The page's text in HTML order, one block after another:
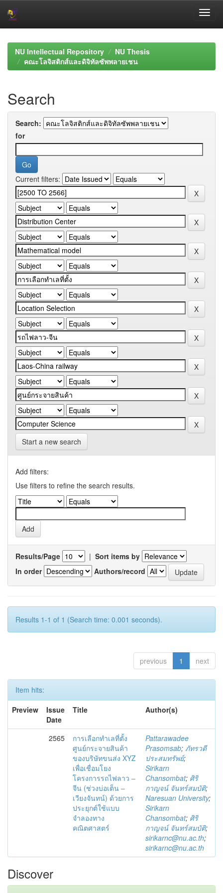
navigationNU Intellectual Repository
NU Thesis
คณะโลจิสติกส์และดิจิทัลซัพพลายเชน
Search
Search:
for
Current filters:
Start a new search
Add filters:
Use filters to refine the search results.
Results/Page | Sort items by
In order
Authors/record
Results 1-1 of 1 (Search time: 0.001 seconds).
previous 1 next
Item hits:
Preview
Issue
Date
Title Author(s)
2565
การเลือกทำเลที่ตั้ง
ศูนย์กระจายสินค้า
ของบริษัทขนส่ง XYZ
เพื่อเชื่อมโยง
โครงการรถไฟลาว –
จีน (ช่วงบ่อเต็น –
เวียงจันทน์) ด้วยการ
ประยุกต์ใช้แบบ
จำลองทาง
คณิตศาสตร์
Pattarawadee
Prasomsab; ภัทรวดี
ประสมทรัพย์;
Sirikarn
Chansombat; ศิริ
กาญจน์ จันทร์สมบัติ;
Naresuan University;
Sirikarn
Chansombat; ศิริ
กาญจน์ จันทร์สมบัติ;
sirikarnc@nu.ac.th;
sirikarnc@nu.ac.th
Discover